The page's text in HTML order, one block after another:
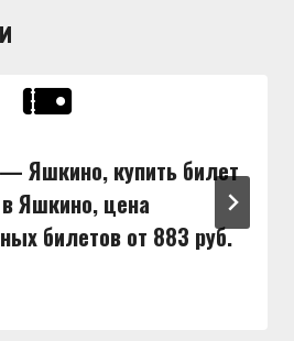
Яшкино, купить билет
Яшкино, цена
билетов от 883 руб.